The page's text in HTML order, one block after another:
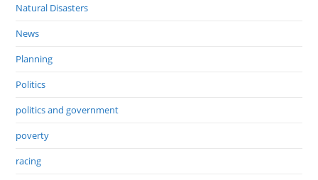
Natural Disasters
News
Planning
Politics
politics and government
poverty
racing